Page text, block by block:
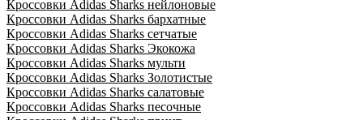
Кроссовки Adidas Sharks нейлоновые
Кроссовки Adidas Sharks бархатные
Кроссовки Adidas Sharks сетчатые
Кроссовки Adidas Sharks Экокожа
Кроссовки Adidas Sharks мульти
Кроссовки Adidas Sharks Золотистые
Кроссовки Adidas Sharks салатовые
Кроссовки Adidas Sharks песочные